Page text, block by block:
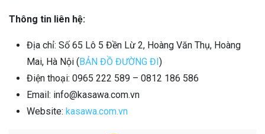
Thông tin liên hệ:
Địa chỉ: Số 65 Lô 5 Đền Lừ 2, Hoàng Văn Thụ, Hoàng
Mai, Hà Nội ( BẢN ĐỒ ĐƯỜNG ĐI )
Điện thoại: 0965 222 589 – 0812 186 586
Email: info@kasawa.com.vn
Website: kasawa.com.vn